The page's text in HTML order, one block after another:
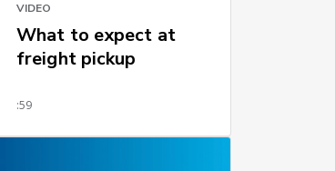
VIDEO
What to expect at
freight pickup
:59